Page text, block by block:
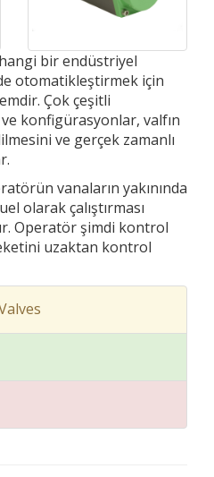
bir endüstriyel
otomatikleştirmek için
Çok çeşitli
konfigürasyonlar, valfın
ve gerçek zamanlı
vanaların yakınında
olarak çalıştırması
Operatör şimdi kontrol
uzaktan kontrol